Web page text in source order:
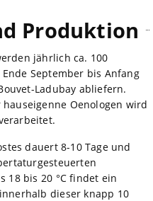
Produktion
jährlich ca. 100
September bis Anfang
Ladubay abliefern.
Oenologen wird
dauert 8-10 Tage und
18 bis 20 °C findet ein
dieser knapp 10